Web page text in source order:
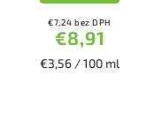
€7,24 bez DPH
€8,91
€3,56 / 100 ml